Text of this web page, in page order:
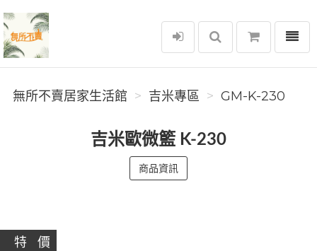
無所不賣居家生活館
選單
無所不賣居家生活館 吉米專區 GM-K-230
吉米歐微籃 K-230
商品資訊
特 價